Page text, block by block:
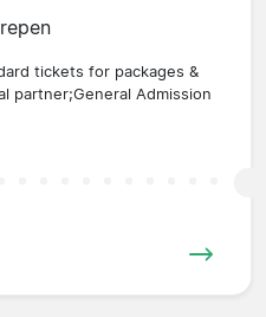
tickets for packages &
partner;General Admission